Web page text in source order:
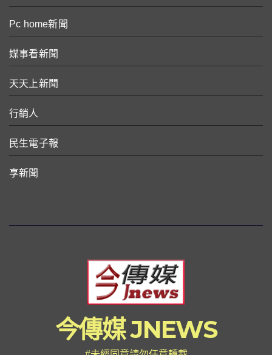
Pc home新聞
媒事看新聞
天天上新聞
行銷人
民生電子報
享新聞
今傳媒 JNEWS